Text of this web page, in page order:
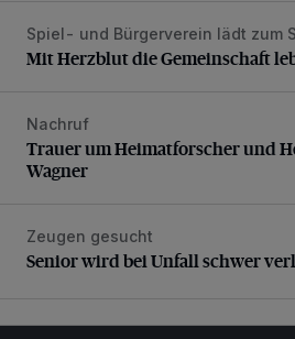
Mit Herzblut die Gemeinschaft
Spiel- und Bürgerverein lädt zum
Mit Herzblut die Gemeinschaft
Trauer um Heimatforscher und
Nachruf
Trauer um Heimatforscher und
Wagner
Senior wird bei Unfall schwer
Zeugen gesucht
Senior wird bei Unfall schwer